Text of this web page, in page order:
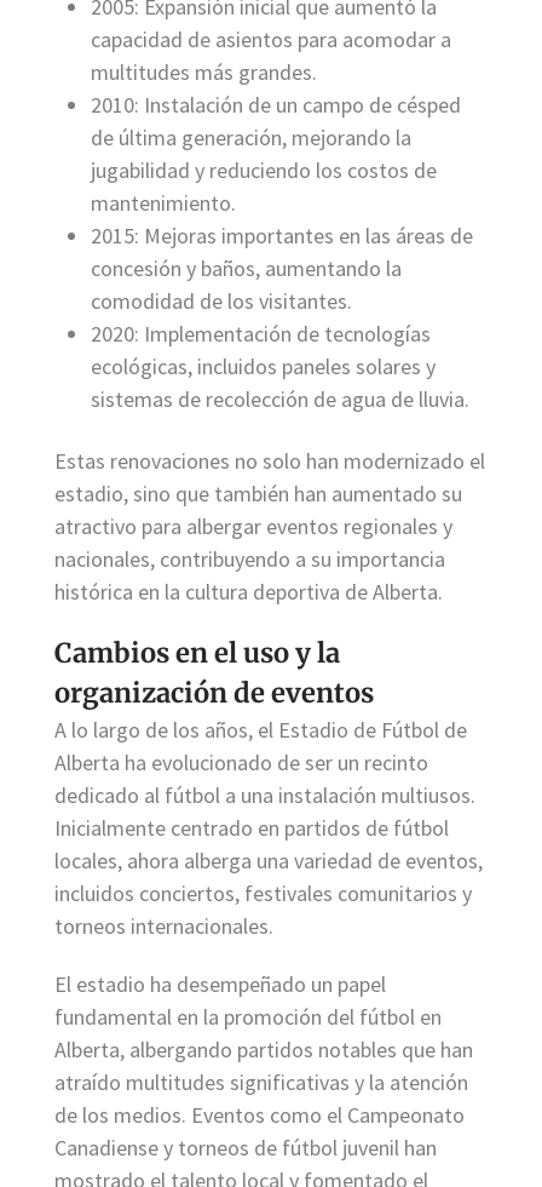
2005: Expansión inicial que aumentó la
capacidad de asientos para acomodar a
multitudes más grandes.
2010: Instalación de un campo de césped
de última generación, mejorando la
jugabilidad y reduciendo los costos de
mantenimiento.
2015: Mejoras importantes en las áreas de
concesión y baños, aumentando la
comodidad de los visitantes.
2020: Implementación de tecnologías
ecológicas, incluidos paneles solares y
sistemas de recolección de agua de lluvia.
Estas renovaciones no solo han modernizado el
estadio, sino que también han aumentado su
atractivo para albergar eventos regionales y
nacionales, contribuyendo a su importancia
histórica en la cultura deportiva de Alberta.
Cambios en el uso y la
organización de eventos
A lo largo de los años, el Estadio de Fútbol de
Alberta ha evolucionado de ser un recinto
dedicado al fútbol a una instalación multiusos.
Inicialmente centrado en partidos de fútbol
locales, ahora alberga una variedad de eventos,
incluidos conciertos, festivales comunitarios y
torneos internacionales.
El estadio ha desempeñado un papel
fundamental en la promoción del fútbol en
Alberta, albergando partidos notables que han
atraído multitudes significativas y la atención
de los medios. Eventos como el Campeonato
Canadiense y torneos de fútbol juvenil han
mostrado el talento local y fomentado el